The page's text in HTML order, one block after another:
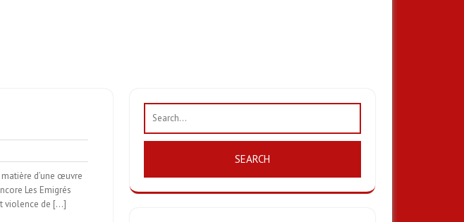
d’une œuvre
Les Emigrés
violence de […]